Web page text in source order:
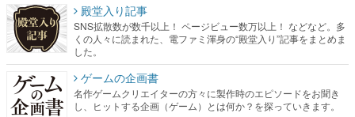
ゲームの企画書
名作ゲームクリエイターの方々に製作時のエピソードをお聞き
し、ヒットする企画（ゲーム）とは何か？を探っていきます。
赫本
この物語を解いてはいけない。『赫本』は、〈試験問題〉の形
をした短編ホラー小説集です。